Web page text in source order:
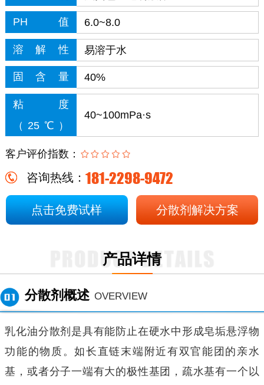
PH值 6.0~8.0
溶解性 易溶于水
固含量 40%
粘度
（25℃）
40~100mPa·s
客户评价指数：
咨询热线：181-2298-9472
点击免费试样 分散剂解决方案
产品详情
分散剂概述 OVERVIEW
乳化油分散剂是具有能防止在硬水中形成皂垢悬浮物
功能的物质。如长直链末端附近有双官能团的亲水
基，或者分子一端有大的极性基团，疏水基有一个以